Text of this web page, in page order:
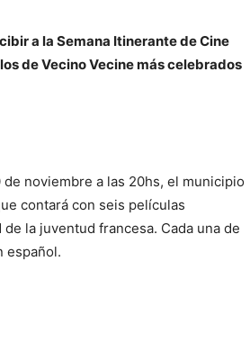
a la Semana Itinerante de Cine
de Vecino Vecine más celebrados
noviembre a las 20hs, el municipio
contará con seis películas
la juventud francesa. Cada una de
español.